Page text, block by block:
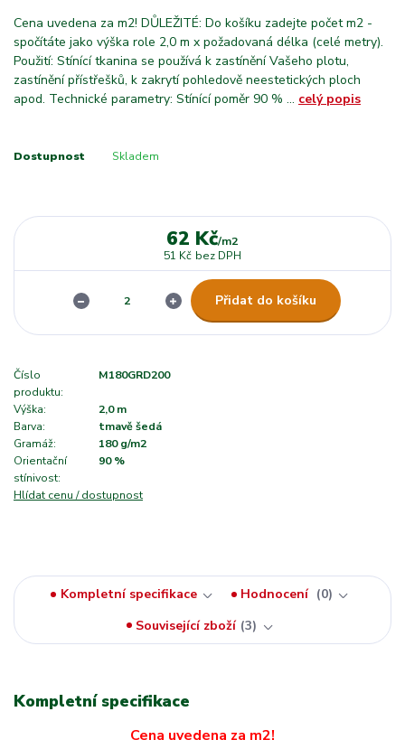
Cena uvedena za m2! DŮLEŽITÉ: Do košíku zadejte počet m2 -
spočítáte jako výška role 2,0 m x požadovaná délka (celé metry).
Použití: Stínící tkanina se používá k zastínění Vašeho plotu,
zastínění přístřešků, k zakrytí pohledově neestetických ploch
apod. Technické parametry: Stínící poměr 90 % ... celý popis
Dostupnost Skladem
62 Kč/m2
51 Kč bez DPH
Přidat do košíku
Číslo
produktu:
M180GRD200
Výška:
2,0 m
Barva:
tmavě šedá
Gramáž:
180 g/m2
Orientační
stínivost:
90 %
Hlídat cenu / dostupnost
Kompletní specifikace Hodnocení
0
Související zboží 3
Kompletní specifikace
Cena uvedena za m2!